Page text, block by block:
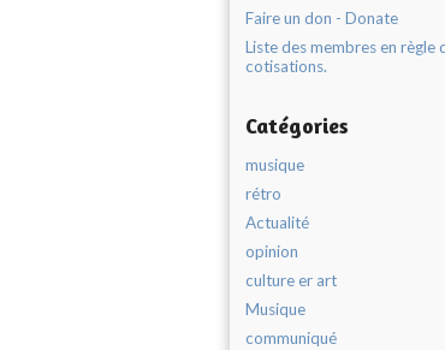
Faire un don - Donate
Liste des membres en règle
cotisations.
Catégories
musique
rétro
Actualité
opinion
culture er art
Musique
communiqué